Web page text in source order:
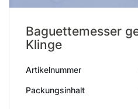
Baguettemesser
Klinge
Artikelnummer
Packungsinhalt